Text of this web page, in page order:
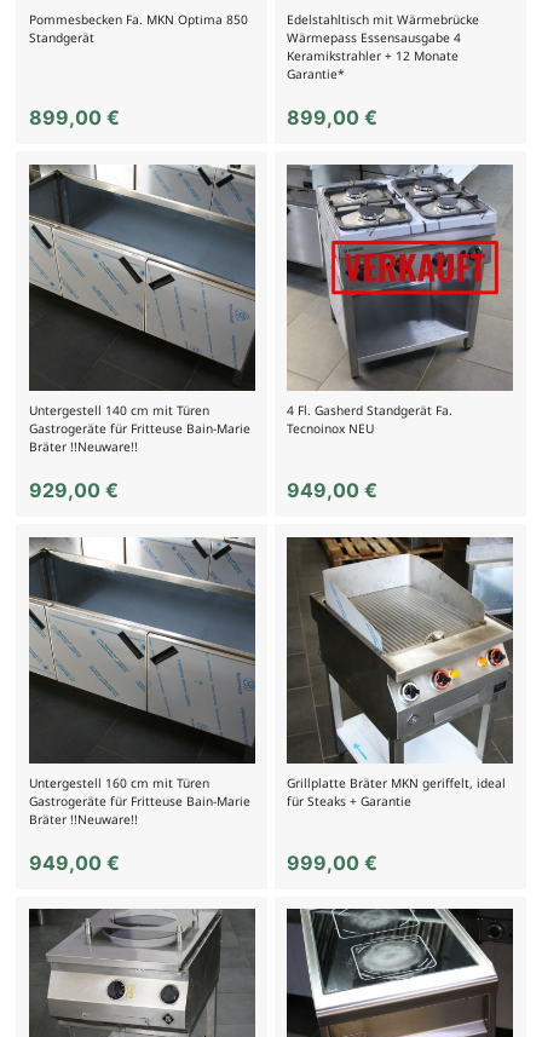
Pommesbecken Fa. MKN Optima 850
Standgerät
899,00 €
Edelstahltisch mit Wärmebrücke
Wärmepass Essensausgabe 4
Keramikstrahler + 12 Monate
Garantie*
899,00€
Untergestell 140 cm mit Türen
Gastrogeräte für Fritteuse Bain-Marie
Bräter !!Neuware!!
929,00 €
4 Fl. Gasherd Standgerät Fa.
Tecnoinox NEU
949,00€
Untergestell 160 cm mit Türen
Gastrogeräte für Fritteuse Bain-Marie
Bräter !!Neuware!!
949,00 €
Grillplatte Bräter MKN geriffelt, ideal
für Steaks + Garantie
999,00€